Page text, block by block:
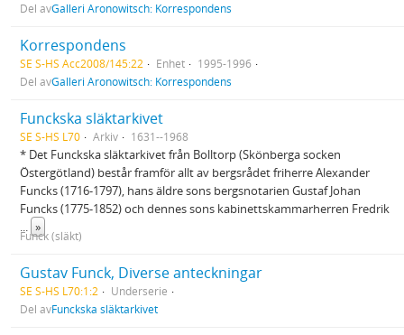
Del avGalleri Aronowitsch: Korrespondens
Korrespondens
SE S-HS Acc2008/145:22 Enhet
1995-1996
Del avGalleri Aronowitsch: Korrespondens
Funckska släktarkivet
SE S-HS L70 Arkiv 1631--1968
* Det Funckska släktarkivet från Bolltorp (Skönberga socken
Östergötland) består framför allt av bergsrådet friherre Alexander
Funcks (1716-1797), hans äldre sons bergsnotarien Gustaf Johan
Funcks (1775-1852) och dennes sons kabinettskammarherren Fredrik
... »
Funck (släkt)
Gustav Funck, Diverse anteckningar
SE S-HS L70:1:2
Underserie
Del avFunckska släktarkivet